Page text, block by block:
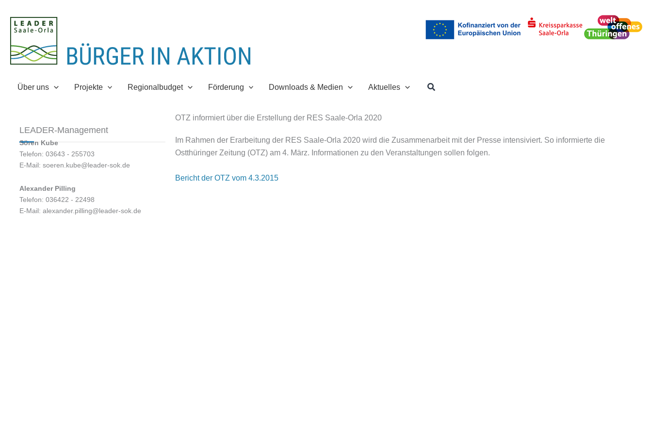
Inhalt
springen
Über uns Projekte Regionalbudget Förderung Downloads & Medien Aktuelles Suchen
LEADER-Management
Sören Kube
Telefon: 03643 - 255703
E-Mail: soeren.kube@leader-sok.de
Alexander Pilling
Telefon: 036422 - 22498
E-Mail: alexander.pilling@leader-sok.de
OTZ informiert über die Erstellung der RES Saale-Orla 2020
Im Rahmen der Erarbeitung der RES Saale-Orla 2020 wird die Zusammenarbeit mit der Presse intensiviert. So informierte die
Ostthüringer Zeitung (OTZ) am 4. März. Informationen zu den Veranstaltungen sollen folgen.
Bericht der OTZ vom 4.3.2015